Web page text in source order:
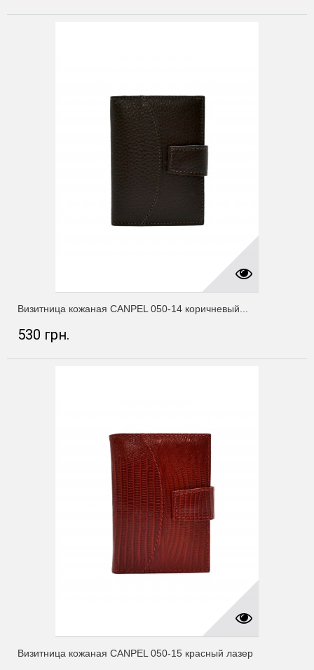
Визитница кожаная CANPEL 050-14 коричневый...
530 грн.
Визитница кожаная CANPEL 050-15 красный лазер